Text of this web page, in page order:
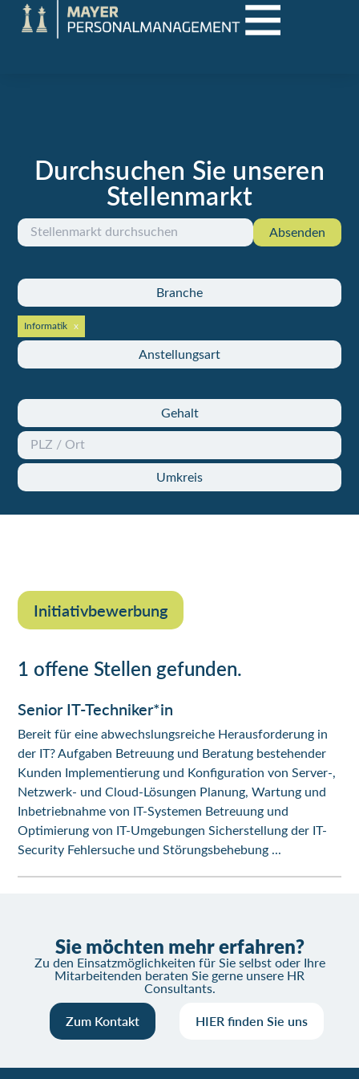
Durchsuchen Sie unseren
Stellenmarkt
Absenden
Branche
Informatik
Anstellungsart
Gehalt
Umkreis
Initiativbewerbung
1 offene Stellen gefunden.
Senior IT-Techniker*in
Bereit für eine abwechslungsreiche Herausforderung in
der IT? Aufgaben Betreuung und Beratung bestehender
Kunden Implementierung und Konfiguration von Server-,
Netzwerk- und Cloud-Lösungen Planung, Wartung und
Inbetriebnahme von IT-Systemen Betreuung und
Optimierung von IT-Umgebungen Sicherstellung der IT-
Security Fehlersuche und Störungsbehebung ...
Sie möchten mehr erfahren?
Zu den Einsatzmöglichkeiten für Sie selbst oder Ihre
Mitarbeitenden beraten Sie gerne unsere HR
Consultants.
Zum Kontakt HIER finden Sie uns